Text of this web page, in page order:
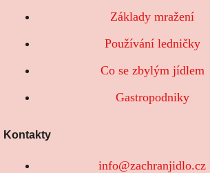
Základy mražení
Používání ledničky
Co se zbylým jídlem
Gastropodniky
Kontakty
info@zachranjidlo.cz